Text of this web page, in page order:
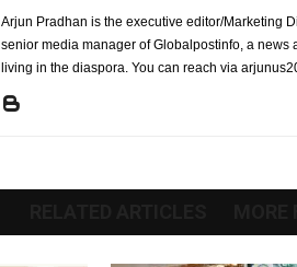
Arjun Pradhan is the executive editor/Marketing
senior media manager of Globalpostinfo, a
living in the diaspora. You can reach via